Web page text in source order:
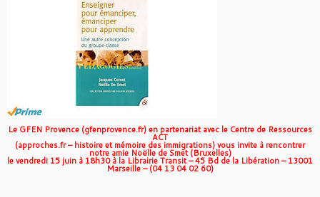
Le GFEN Provence (gfenprovence.fr) en partenariat avec le Centre de Ressources
ACT
(approches.fr – histoire et mémoire des immigrations)vous invite à rencontrer
notre amie Noëlle de Smet (Bruxelles)
le vendredi 15 juin à 18h30à la Librairie Transit – 45 Bd de la Libération – 13001
Marseille – (04 13 04 02 60)